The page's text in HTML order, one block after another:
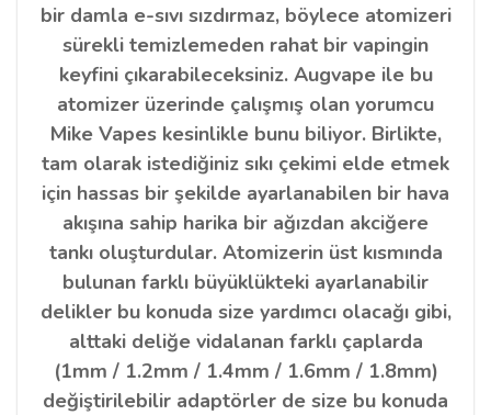
bir damla e-sıvı sızdırmaz, böylece atomizeri
sürekli temizlemeden rahat bir vapingin
keyfini çıkarabileceksiniz. Augvape ile bu
atomizer üzerinde çalışmış olan yorumcu
Mike Vapes kesinlikle bunu biliyor. Birlikte,
tam olarak istediğiniz sıkı çekimi elde etmek
için hassas bir şekilde ayarlanabilen bir hava
akışına sahip harika bir ağızdan akciğere
tankı oluşturdular. Atomizerin üst kısmında
bulunan farklı büyüklükteki ayarlanabilir
delikler bu konuda size yardımcı olacağı gibi,
alttaki deliğe vidalanan farklı çaplarda
(1mm / 1.2mm / 1.4mm / 1.6mm / 1.8mm)
değiştirilebilir adaptörler de size bu konuda